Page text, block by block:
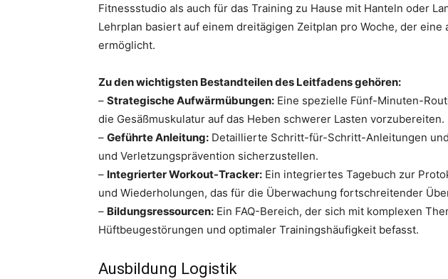
Fitnessstudio als auch für das Training zu Hause mit Hanteln oder
Lehrplan basiert auf einem dreitägigen Zeitplan pro Woche, der eine
ermöglicht.
Zu den wichtigsten Bestandteilen des Leitfadens gehören:
– Strategische Aufwärmübungen: Eine spezielle Fünf-Minuten-
die Gesäßmuskulatur auf das Heben schwerer Lasten vorzubereiten.
– Geführte Anleitung: Detaillierte Schritt-für-Schritt-Anleitungen
und Verletzungsprävention sicherzustellen.
– Integrierter Workout-Tracker: Ein integriertes Tagebuch zur
und Wiederholungen, das für die Überwachung fortschreitender
– Bildungsressourcen: Ein FAQ-Bereich, der sich mit komplexen
Hüftbeugestörungen und optimaler Trainingshäufigkeit befasst.
Ausbildung Logistik